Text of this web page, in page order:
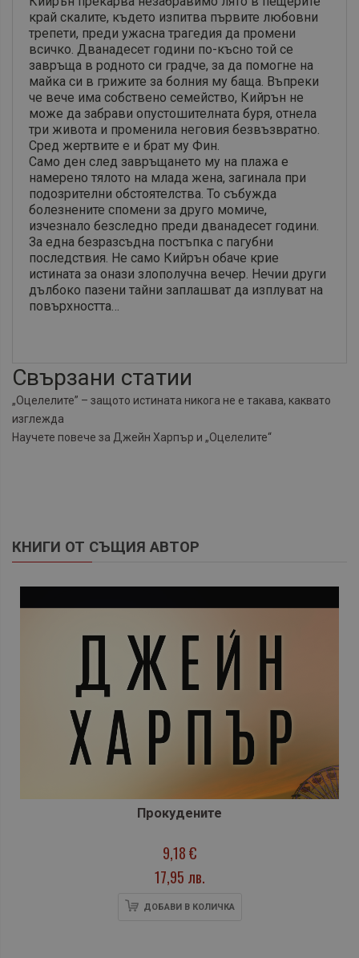
край скалите, където изпитва първите любовни
трепети, преди ужасна трагедия да промени
всичко. Дванадесет години по-късно той се
завръща в родното си градче, за да помогне на
майка си в грижите за болния му баща. Въпреки
че вече има собствено семейство, Кийрън не
може да забрави опустошителната буря, отнела
три живота и променила неговия безвъзвратно.
Сред жертвите е и брат му Фин.
Само ден след завръщането му на плажа е
намерено тялото на млада жена, загинала при
подозрителни обстоятелства. То събужда
болезнените спомени за друго момиче,
изчезнало безследно преди дванадесет години.
За една безразсъдна постъпка с пагубни
последствия. Не само Кийрън обаче крие
истината за онази злополучна вечер. Нечии други
дълбоко пазени тайни заплашват да изплуват на
повърхността…
Свързани статии
„Оцелелите” – защото истината никога не е такава, каквато
изглежда
Научете повече за Джейн Харпър и „Оцелелите“
КНИГИ ОТ СЪЩИЯ АВТОР
Прокудените
9,18 €
17,95 лв.
ДОБАВИ В КОЛИЧКА